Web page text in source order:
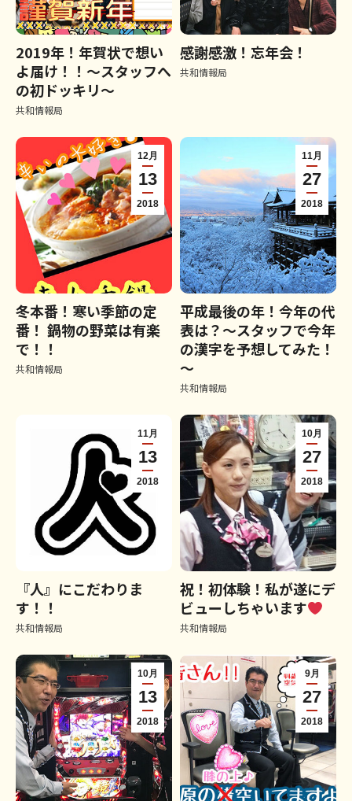
2019年！年賀状で想い
よ届け！！～スタッフへ
の初ドッキリ～
共和情報局
感謝感激！忘年会！
共和情報局
12月
13
2018
冬本番！寒い季節の定
番！ 鍋物の野菜は有楽
で！！
共和情報局
11月
27
2018
平成最後の年！今年の代
表は？～スタッフで今年
の漢字を予想してみた！
～
共和情報局
11月
13
2018
『人』にこだわりま
す！！
共和情報局
10月
27
2018
祝！初体験！私が遂にデ
ビューしちゃいます
共和情報局
10月
13
2018
9月
27
2018